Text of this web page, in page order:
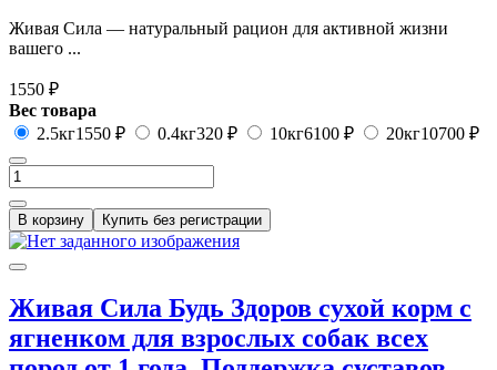
Живая Сила — натуральный рацион для активной жизни
вашего ...
1550 ₽
Вес товара
2.5кг1550 ₽ 0.4кг320 ₽ 10кг6100 ₽ 20кг10700 ₽
В корзину Купить без регистрации
Живая Сила Будь Здоров сухой корм с
ягненком для взрослых собак всех